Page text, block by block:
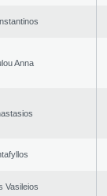
Anna
Vasileios